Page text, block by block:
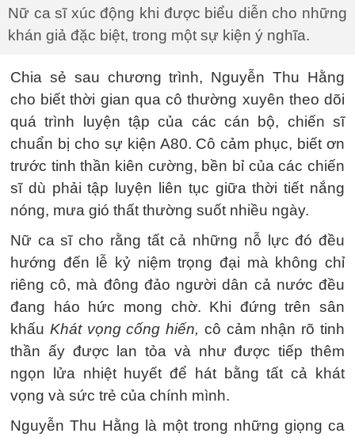
Nữ ca sĩ xúc động khi được biểu diễn cho những
khán giả đặc biệt, trong một sự kiện ý nghĩa.
Chia sẻ sau chương trình, Nguyễn Thu Hằng
cho biết thời gian qua cô thường xuyên theo dõi
quá trình luyện tập của các cán bộ, chiến sĩ
chuẩn bị cho sự kiện A80. Cô cảm phục, biết ơn
trước tinh thần kiên cường, bền bỉ của các chiến
sĩ dù phải tập luyện liên tục giữa thời tiết nắng
nóng, mưa gió thất thường suốt nhiều ngày.
Nữ ca sĩ cho rằng tất cả những nỗ lực đó đều
hướng đến lễ kỷ niệm trọng đại mà không chỉ
riêng cô, mà đông đảo người dân cả nước đều
đang háo hức mong chờ. Khi đứng trên sân
khấu Khát vọng cống hiến, cô cảm nhận rõ tinh
thần ấy được lan tỏa và như được tiếp thêm
ngọn lửa nhiệt huyết để hát bằng tất cả khát
vọng và sức trẻ của chính mình.
Nguyễn Thu Hằng là một trong những giọng ca